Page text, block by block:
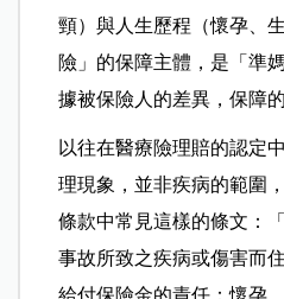
頸）與人生歷程（懷孕、
險」的保障主體，是「準
據被保險人的差異，保障
以往在醫療險理賠的認定
理現象，並非疾病的範圍
條款中常見這樣的條文：
事故所致之疾病或傷害而
給付保險金的責任：懷孕